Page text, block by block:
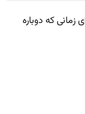
زمانی که دوباره